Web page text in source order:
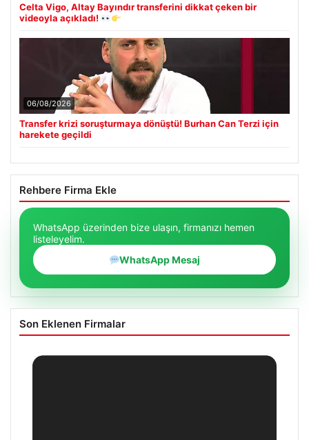
Celta Vigo, Altay Bayındır transferini dikkat çeken bir
videoyla açıkladı!
06/08/2026
Transfer krizi soruşturmaya dönüştü! Burhan Can Terzi için
harekete geçildi
Rehbere Firma Ekle
WhatsApp üzerinden bize ulaşın, firmanızı hemen
listeleyelim.
WhatsApp Mesaj
Son Eklenen Firmalar